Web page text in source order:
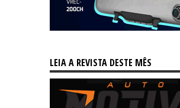
LEIA A REVISTA DESTE MÊS